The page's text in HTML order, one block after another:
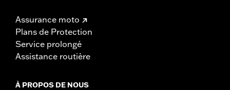
Assurance moto
Plans de Protection
Service prolongé
Assistance routière
À PROPOS DE NOUS